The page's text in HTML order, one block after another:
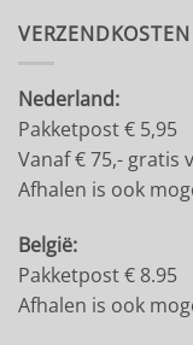
VERZENDKOSTEN
Nederland:
Pakketpost € 5,95
Vanaf € 75,- gratis
Afhalen is ook
België:
Pakketpost € 8.95
Afhalen is ook